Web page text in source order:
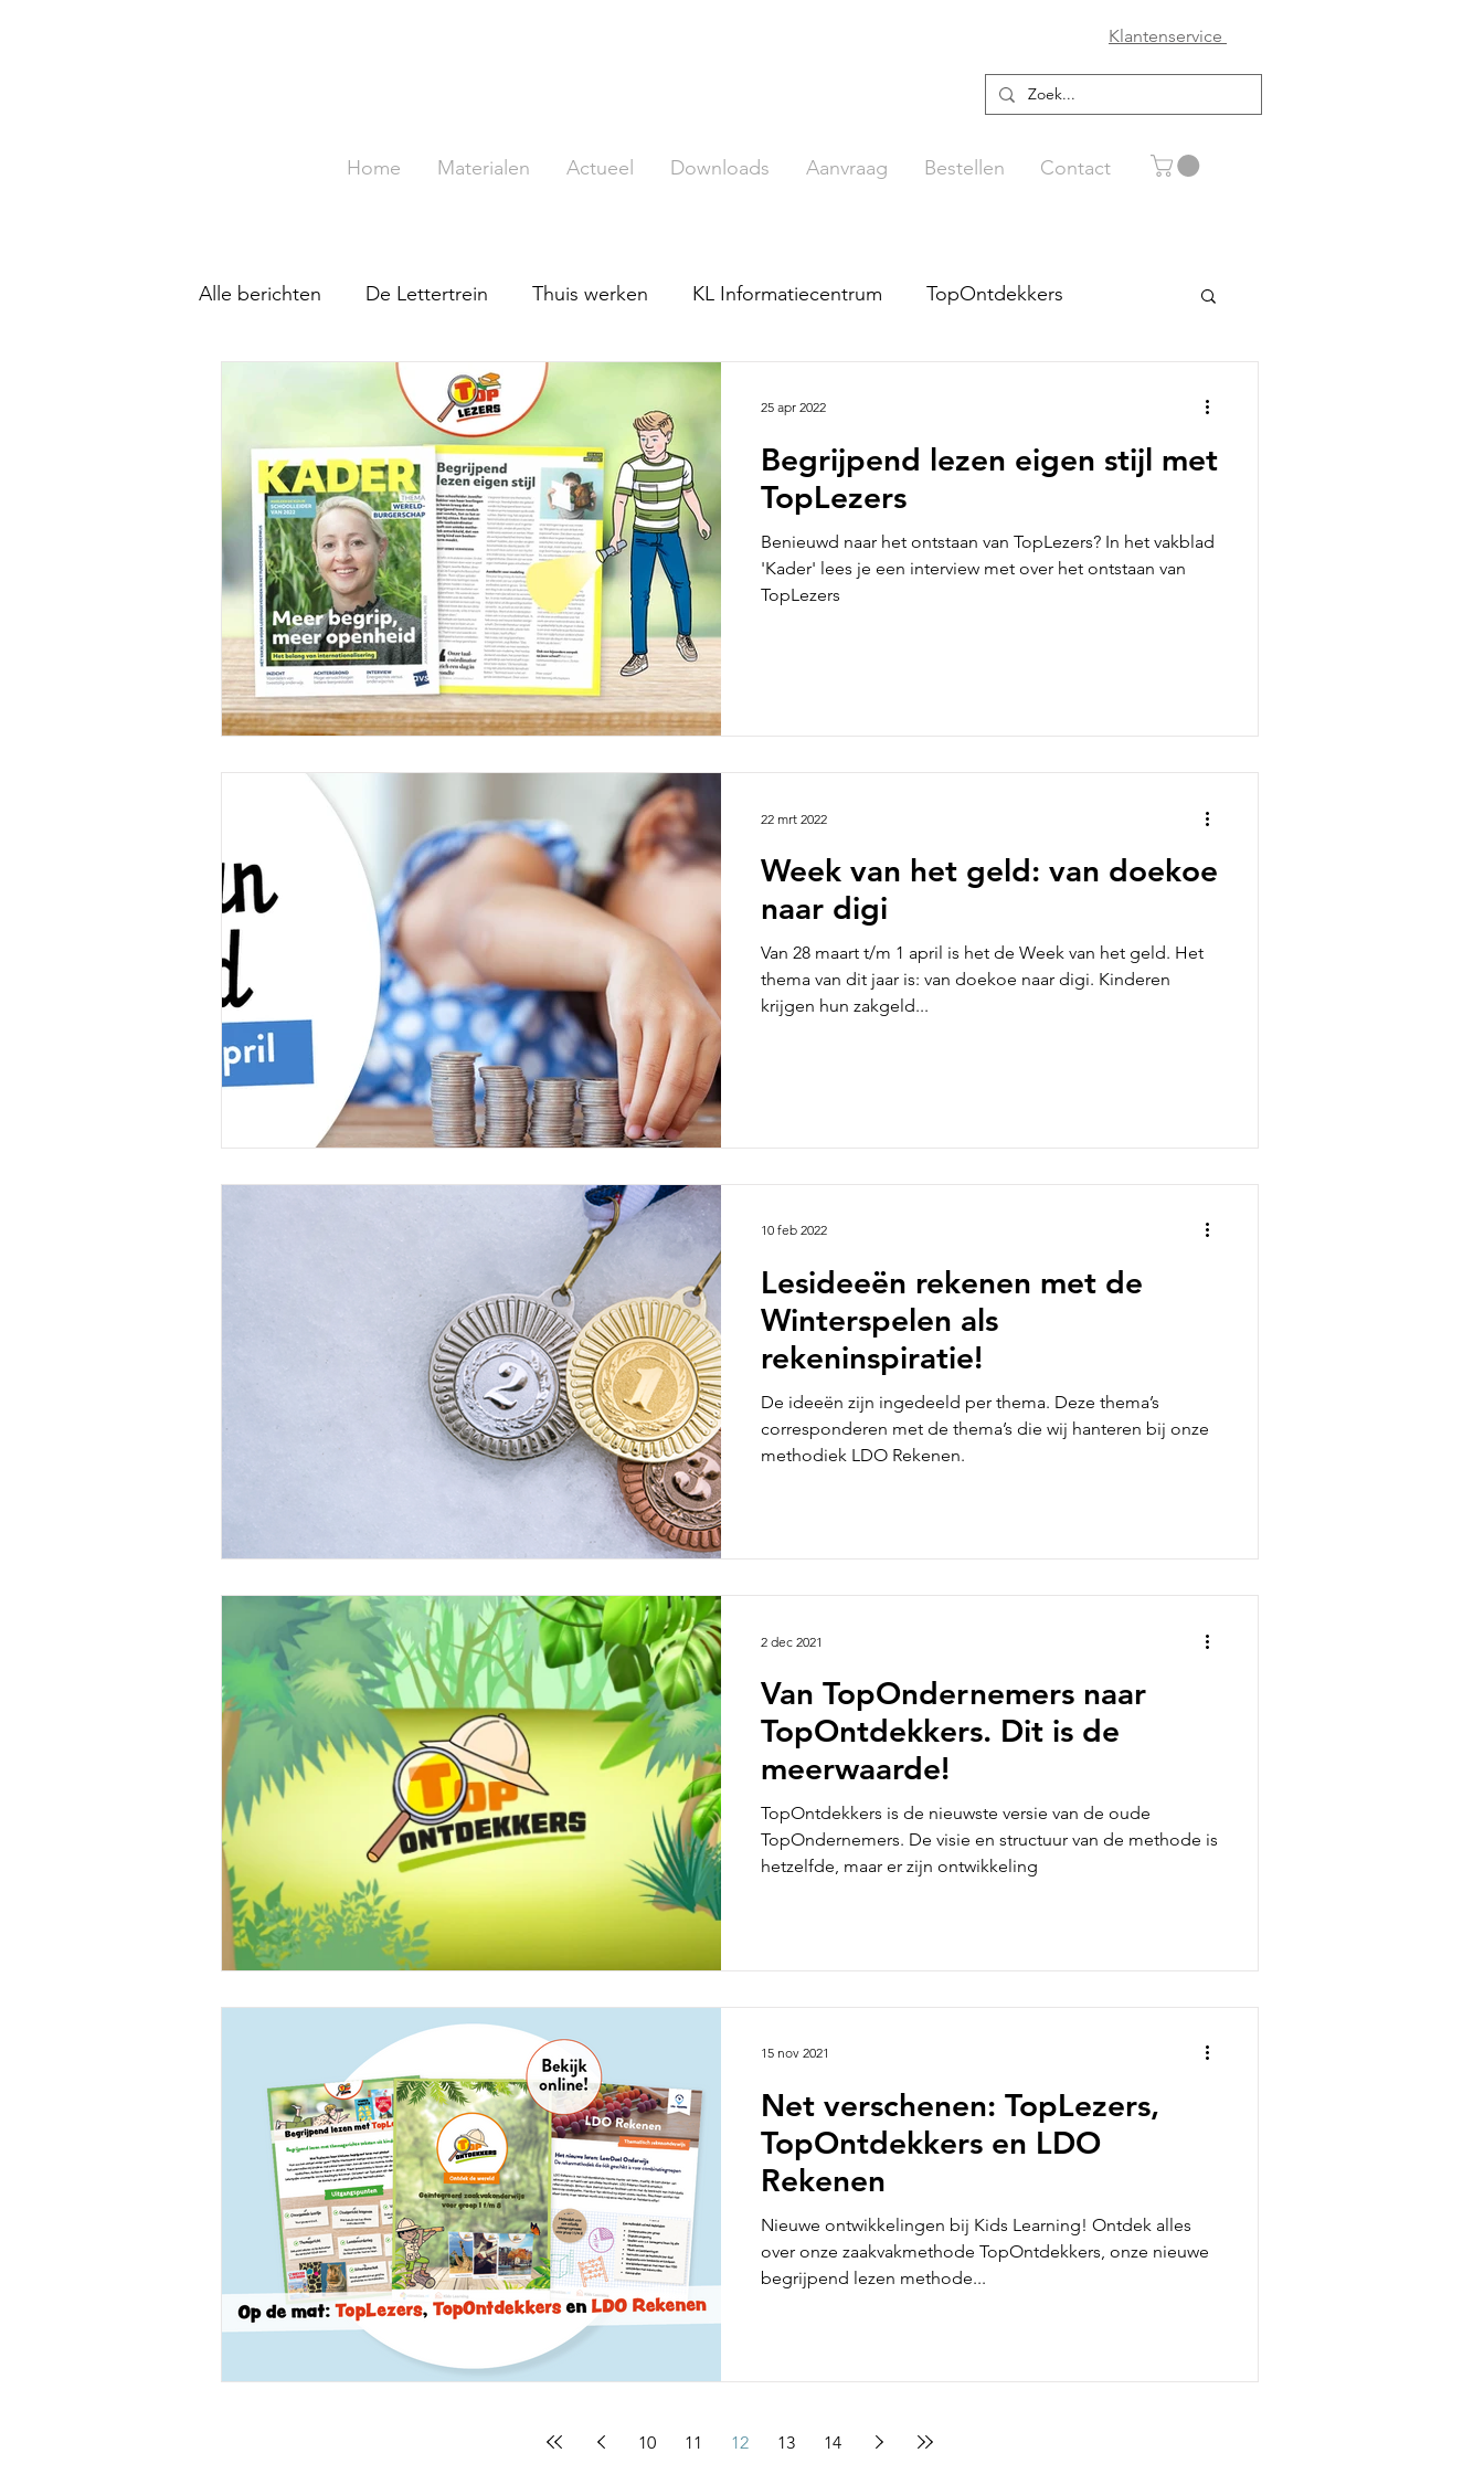
Klantenservice
Home Materialen Actueel Downloads Aanvraag Bestellen Contact
Alle berichten De Lettertrein Thuis werken KL Informatiecentrum TopOntdekkers
TopTechneut
De Leerdoelmonitor TopTopo De Getallentrein Online lezen TaalOceaan
Begrijpend lezen eigen stijl met
TopLezers
Benieuwd naar het ontstaan van TopLezers? In het vakblad
'Kader' lees je een interview met over het ontstaan van
TopLezers
25 apr 2022
Week van het geld: van doekoe
naar digi
Van 28 maart t/m 1 april is het de Week van het geld. Het
thema van dit jaar is: van doekoe naar digi. Kinderen
krijgen hun zakgeld...
22 mrt 2022
Lesideeën rekenen met de
Winterspelen als
rekeninspiratie!
De ideeën zijn ingedeeld per thema. Deze thema’s
corresponderen met de thema’s die wij hanteren bij onze
methodiek LDO Rekenen.
10 feb 2022
Van TopOndernemers naar
TopOntdekkers. Dit is de
meerwaarde!
TopOntdekkers is de nieuwste versie van de oude
TopOndernemers. De visie en structuur van de methode is
hetzelfde, maar er zijn ontwikkeling
2 dec 2021
Net verschenen: TopLezers,
TopOntdekkers en LDO
Rekenen
Nieuwe ontwikkelingen bij Kids Learning! Ontdek alles
over onze zaakvakmethode TopOntdekkers, onze nieuwe
begrijpend lezen methode...
15 nov 2021
10 11 12 13 14